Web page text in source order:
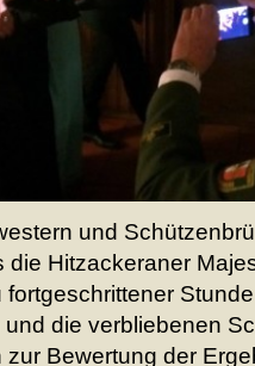
und
die Hitzackeraner
die verbliebenen
Bewertung der